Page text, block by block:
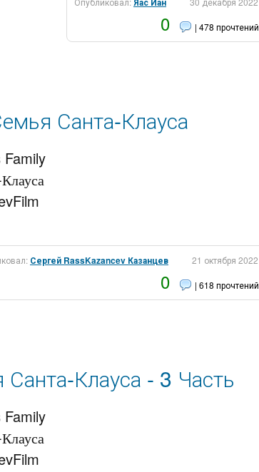
0 | 478 прочтений
Санта-Клауса
Сергей RassKazancev Казанцев 21 октября 2022
0 | 618 прочтений
Клауса - 3 Часть